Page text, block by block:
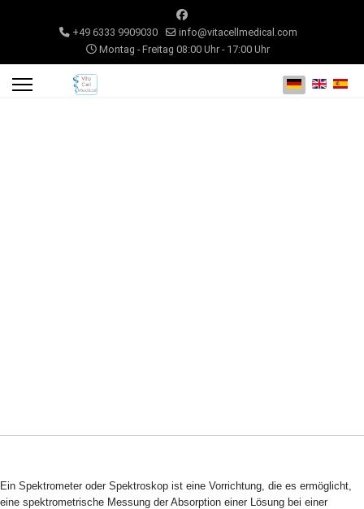
+49 6333 9909030
info@vitacellmedical.com
Montag - Freitag 08:00 Uhr - 17:00 Uhr
Sprache
Ein Spektrometer oder Spektroskop ist eine Vorrichtung, die es ermöglicht,
eine spektrometrische Messung der Absorption einer Lösung bei einer